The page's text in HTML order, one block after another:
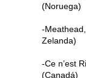
(Noruega)
-
Zelanda)
-Ce n’est
(Canadá)